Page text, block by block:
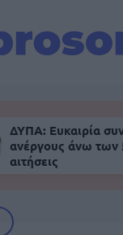
ΔΥΠΑ: Ευκαιρία
ανέργους άνω των
αιτήσεις